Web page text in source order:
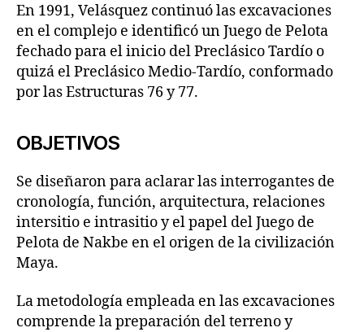
En 1991, Velásquez continuó las excavaciones
en el complejo e identificó un Juego de Pelota
fechado para el inicio del Preclásico Tardío o
quizá el Preclásico Medio-Tardío, conformado
por las Estructuras 76 y 77.
OBJETIVOS
Se diseñaron para aclarar las interrogantes de
cronología, función, arquitectura, relaciones
intersitio e intrasitio y el papel del Juego de
Pelota de Nakbe en el origen de la civilización
Maya.
La metodología empleada en las excavaciones
comprende la preparación del terreno y